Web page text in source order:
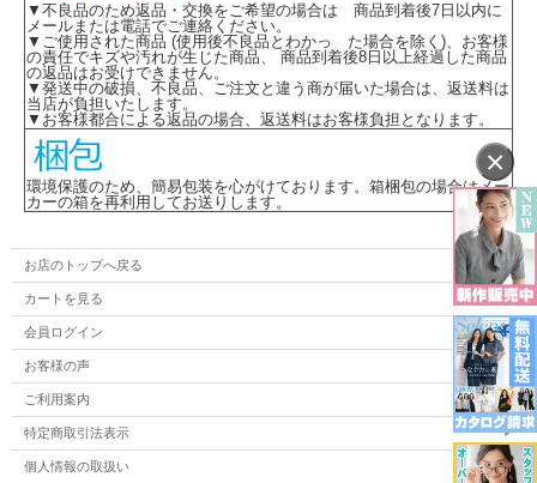
×
▼不良品のため返品・交換をご希望の場合は 商品到着後7日以内に
メールまたは電話でご連絡ください。
▼ご使用された商品 (使用後不良品とわかっ た場合を除く)、お客様
の責任でキズや汚れが生じた商品、 商品到着後8日以上経過した商品
の返品はお受けできません。
▼発送中の破損、不良品、ご注文と違う商が届いた場合は、返送料は
当店が負担いたします。
▼お客様都合による返品の場合、返送料はお客様負担となります。
環境保護のため、簡易包装を心がけております。箱梱包の場合はメー
カーの箱を再利用してお送りします。
お店のトップへ戻る
カートを見る
会員ログイン
お客様の声
ご利用案内
特定商取引法表示
個人情報の取扱い